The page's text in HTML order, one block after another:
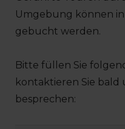
Umgebung können
gebucht werden.
Bitte füllen Sie
kontaktieren Sie bald
besprechen: